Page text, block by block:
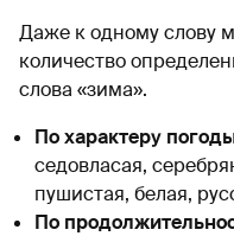
Даже к одному слову
количество
слова «зима».
По характеру
седовласая,
пушистая, белая,
По